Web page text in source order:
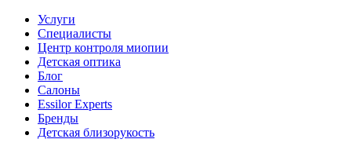
Услуги
Специалисты
Центр контроля миопии
Детская оптика
Блог
Салоны
Essilor Experts
Бренды
Детская близорукость